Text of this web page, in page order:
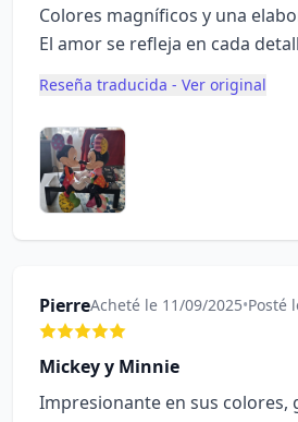
Colores magníficos y una
El amor se refleja en cada
Reseña traducida - Ver original
PierreAcheté le 11/09/2025•Posté
Mickey y Minnie
Impresionante en sus colores,